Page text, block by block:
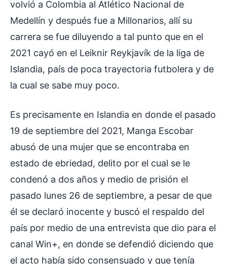
volvió a Colombia al Atlético Nacional de
Medellín y después fue a Millonarios, allí su
carrera se fue diluyendo a tal punto que en el
2021 cayó en el Leiknir Reykjavík de la liga de
Islandia, país de poca trayectoria futbolera y de
la cual se sabe muy poco.
Es precisamente en Islandia en donde el pasado
19 de septiembre del 2021, Manga Escobar
abusó de una mujer que se encontraba en
estado de ebriedad, delito por el cual se le
condenó a dos años y medio de prisión el
pasado lunes 26 de septiembre, a pesar de que
él se declaró inocente y buscó el respaldo del
país por medio de una entrevista que dio para el
canal Win+, en donde se defendió diciendo que
el acto había sido consensuado y que tenía